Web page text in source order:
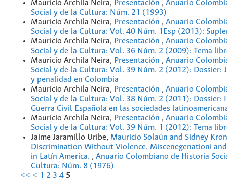
Mauricio Archila Neira, Presentación , Anuario
Social y de la Cultura: Núm. 21 (1993)
Mauricio Archila Neira, Presentación , Anuario
Social y de la Cultura: Vol. 40 Núm. 1Esp (2013):
Mauricio Archila Neira, Presentación , Anuario
Social y de la Cultura: Vol. 36 Núm. 2 (2009): Tema
Mauricio Archila Neira, Presentación , Anuario
Social y de la Cultura: Vol. 39 Núm. 2 (2012): Dossier:
y penalidad en Colombia
Mauricio Archila Neira, Presentación , Anuario
Social y de la Cultura: Vol. 38 Núm. 2 (2011): Dossier:
Guerra Civil Española en las sociedades
Mauricio Archila Neira, Presentación , Anuario
Social y de la Cultura: Vol. 39 Núm. 1 (2012): Tema
Jaime Jaramillo Uribe, Mauricio Solaún and Sidney
Discrimination Without Violence. Miscenegenationi
in Latín America. , Anuario Colombiano de Historia
Cultura: Núm. 8 (1976)
<< < 1 2 3 4 5